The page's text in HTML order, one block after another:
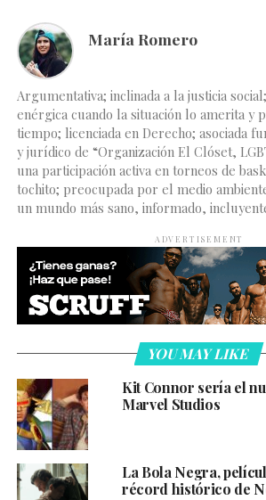
María Romero
Argumentativa; inclinada a la justicia
enérgica cuando la situación lo amerita y
tiempo; licenciada en Derecho; asociada
y jurídico de “Organización El Clóset,
una participación activa en torneos de
tochito; preocupada por el medio
un mundo más sano, informado,
ADVERTISEMENT
YOU MAY LIKE
Kit Connor sería el
Marvel Studios
La Bola Negra,
récord histórico de